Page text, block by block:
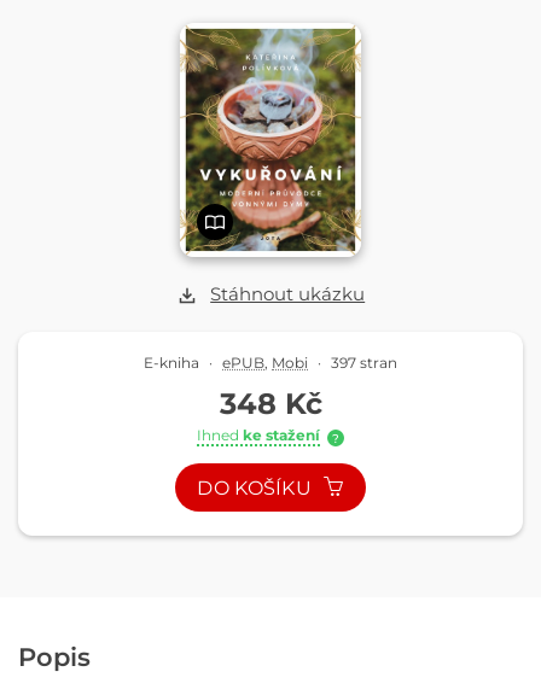
Stáhnout ukázku
E-kniha · ePUB, Mobi · 397 stran
348 Kč
Ihned ke stažení ?
DO KOŠÍKU
Popis